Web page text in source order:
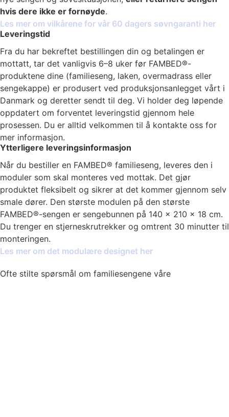
hvis dere ikke er fornøyde.
Les mer om vilkårene for vår 60 dagers søvngaranti her
Leveringstid
Fra du har bekreftet bestillingen din og betalingen er
mottatt, tar det vanligvis 6–8 uker før FAMBED®-
produktene dine (familieseng, laken, overmadrass eller
sengekappe) er produsert ved produksjonsanlegget vårt i
Danmark og deretter sendt til deg. Vi holder deg løpende
oppdatert om forventet leveringstid gjennom hele
prosessen. Du er alltid velkommen til å kontakte oss for
mer informasjon.
Ytterligere leveringsinformasjon
Når du bestiller en FAMBED® familieseng, leveres den i
moduler som skal monteres ved mottak. Det gjør
produktet fleksibelt og sikrer at det kommer gjennom selv
smale dører. Den største modulen på den største
FAMBED®-sengen er sengebunnen på 140 × 210 × 18 cm.
Du trenger en stjerneskrutrekker og omtrent 30 minutter til
monteringen.
Les mer om det modulære designet her
Ofte stilte spørsmål om familiesengene våre